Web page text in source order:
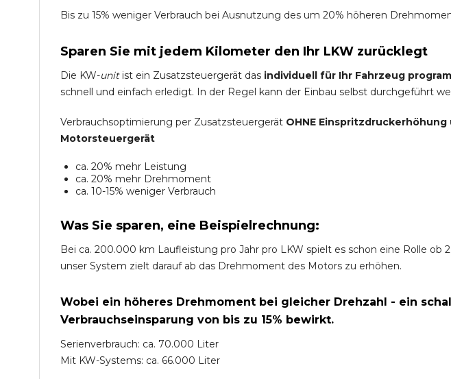
Bis zu 15% weniger Verbrauch bei Ausnutzung des um 20% höheren
Sparen Sie mit jedem Kilometer den Ihr LKW zurücklegt
Die KW-unitist ein Zusatzsteuergerät das individuell für Ihr Fahrzeug
schnell und einfach erledigt. In der Regel kann der Einbau selbst durchgeführt
Verbrauchsoptimierung per Zusatzsteuergerät OHNE Einspritzdruckerhöhung
Motorsteuergerät
ca. 20% mehr Leistung
ca. 20% mehr Drehmoment
ca. 10-15% weniger Verbrauch
Was Sie sparen, eine Beispielrechnung:
Bei ca. 200.000 km Laufleistung pro Jahr pro LKW spielt es schon eine Rolle
unser System zielt darauf ab das Drehmoment des Motors zu erhöhen.
Wobei ein höheres Drehmoment bei gleicher Drehzahl - ein
Verbrauchseinsparung von bis zu 15% bewirkt.
Serienverbrauch: ca. 70.000 Liter
Mit KW-Systems: ca. 66.000 Liter